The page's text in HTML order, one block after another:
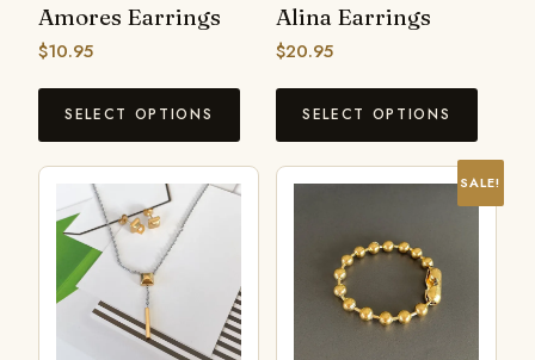
Amores Earrings
$10.95
SELECT OPTIONS
Alina Earrings
$20.95
SELECT OPTIONS
SALE!